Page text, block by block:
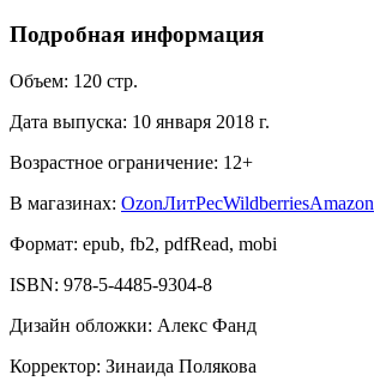
Подробная информация
Объем: 120 стр.
Дата выпуска: 10 января 2018 г.
Возрастное ограничение: 12+
В магазинах: OzonЛитРесWildberriesAmazon
Формат: epub, fb2, pdfRead, mobi
ISBN: 978-5-4485-9304-8
Дизайн обложки: Алекс Фанд
Корректор: Зинаида Полякова